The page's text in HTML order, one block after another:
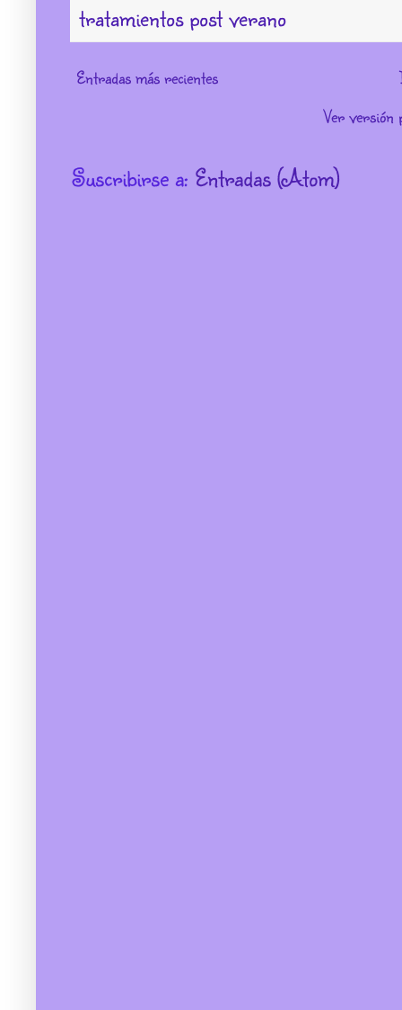
tratamientos post verano
Entradas más recientes
Ver versión
Suscribirse a: Entradas (Atom)